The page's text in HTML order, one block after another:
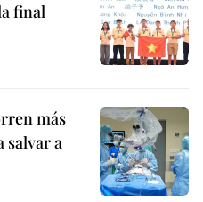
final
más
salvar a